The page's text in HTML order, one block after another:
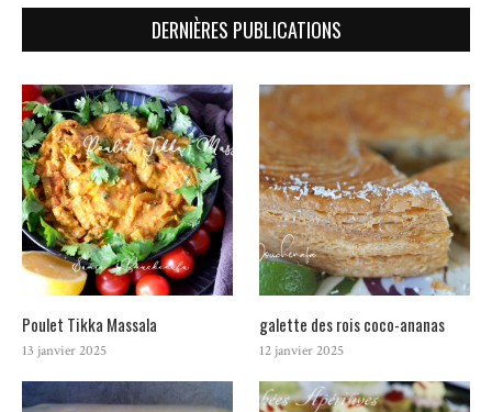
DERNIÈRES PUBLICATIONS
Poulet Tikka Massala
13 janvier 2025
galette des rois coco-ananas
12 janvier 2025